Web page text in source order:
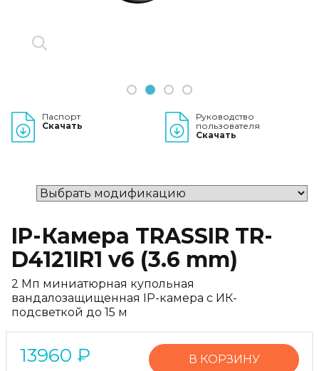
1 2 3 4
Паспорт
Скачать
Руководство
пользователя
Скачать
IP-Камера TRASSIR TR-
D4121IR1 v6 (3.6 mm)
2 Мп миниатюрная купольная
вандалозащищенная IP-камера с ИК-
подсветкой до 15 м
13960 ₽ В КОРЗИНУ